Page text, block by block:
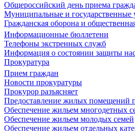
Общероссийский день приема
Муниципальные и государственные
Гражданская оборона и
Информационные бюллетени
Телефоны экстренных служб
Информация о состоянии защиты
Прокуратура
Прием граждан
Новости прокуратуры
Прокурор разъясняет
Предоставление жилых помещений
Обеспечение жильем многодетных
Обеспечение жильем молодых семей
Обеспечение жильем отдельных